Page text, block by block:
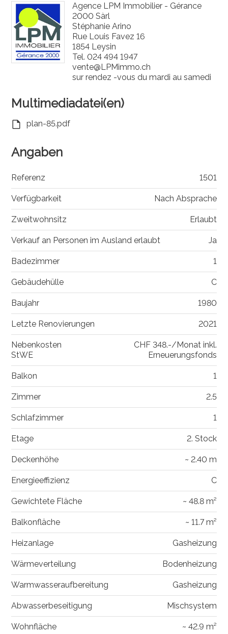
Agence LPM Immobilier - Gérance
2000 Sàrl
Stéphanie Arino
Rue Louis Favez 16
1854 Leysin
Tel. 024 494 1947
vente@LPMimmo.ch
sur rendez -vous du mardi au samedi
Multimediadatei(en)
plan-85.pdf
Angaben
Referenz 1501
Verfügbarkeit Nach Absprache
Zweitwohnsitz Erlaubt
Verkauf an Personen im Ausland erlaubt Ja
Badezimmer 1
Gebäudehülle C
Baujahr 1980
Letzte Renovierungen 2021
Nebenkosten
StWE
CHF 348.-/Monat inkl.
Erneuerungsfonds
Balkon 1
Zimmer 2.5
Schlafzimmer 1
Etage 2. Stock
Deckenhöhe ~ 2.40 m
Energieeffizienz C
Gewichtete Fläche ~ 48.8 m²
Balkonfläche ~ 11.7 m²
Heizanlage Gasheizung
Wärmeverteilung Bodenheizung
Warmwasseraufbereitung Gasheizung
Abwasserbeseitigung Mischsystem
Wohnfläche ~ 42.9 m²